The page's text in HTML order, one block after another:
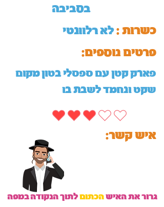
בסביבה
לא רלוונטי כשרות :
:פרטים נוספים
פארק קטן עם ספסלי בטון מקום
שקט ונחמד לשבת בו
:איש קשר
גרור את האישהכתוםלתוך הנקודה במפה